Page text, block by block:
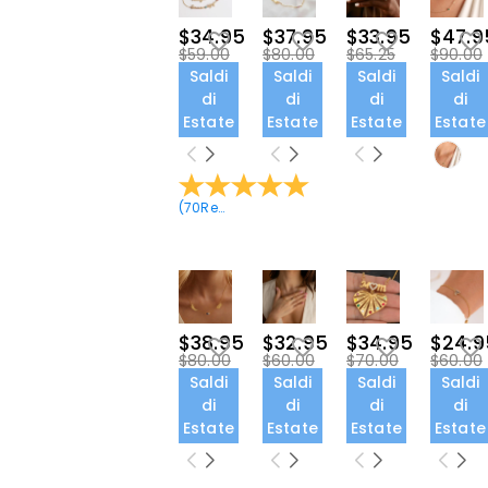
$34.95
$59.00
Saldi
di
Estate
(70Recensioni
$37.95
$80.00
Saldi
di
Estate
$33.95
$65.25
Saldi
di
Estate
$90.00
Saldi
di
Estate
$38.95
$80.00
Saldi
di
Estate
$32.95
$60.00
Saldi
di
Estate
$34.95
$70.00
Saldi
di
Estate
$60.00
Saldi
di
Estate